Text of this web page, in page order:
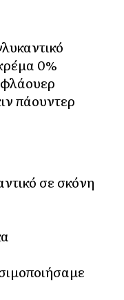
0%
φλάουερ
πάουντερ
σε σκόνη